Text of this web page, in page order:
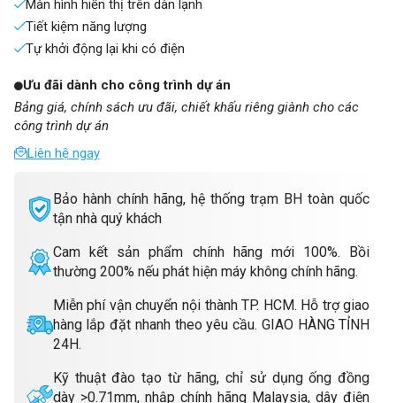
Màn hình hiển thị trên dàn lạnh
Tiết kiệm năng lượng
Tự khởi động lại khi có điện
Bảo hành chính hãng, hệ thống trạm BH toàn quốc
tận nhà quý khách
Cam kết sản phẩm chính hãng mới 100%. Bồi
thường 200% nếu phát hiện máy không chính hãng.
Miễn phí vận chuyển nội thành TP. HCM. Hỗ trợ giao
hàng lắp đặt nhanh theo yêu cầu. GIAO HÀNG TỈNH
24H.
Kỹ thuật đào tạo từ hãng, chỉ sử dụng ống đồng
dày >0.71mm, nhập chính hãng Malaysia, dây điện
Ưu đãi dành cho công trình dự án
Bảng giá, chính sách ưu đãi, chiết khấu riêng giành cho các
công trình dự án
Liên hệ ngay